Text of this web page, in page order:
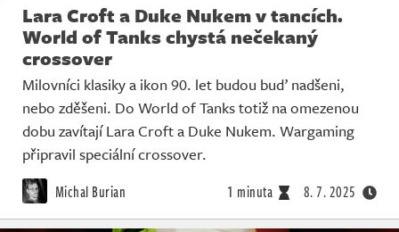
Lara Croft a Duke Nukem v tancích.
World of Tanks chystá nečekaný
crossover
Milovníci klasiky a ikon 90. let budou buď nadšeni,
nebo zděšeni. Do World of Tanks totiž na omezenou
dobu zavítají Lara Croft a Duke Nukem. Wargaming
připravil speciální crossover.
Michal Burian 1 minuta 8. 7. 2025